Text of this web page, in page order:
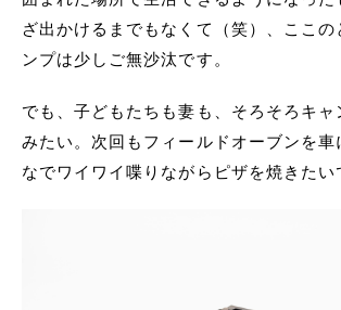
ざ出かけるまでもなくて（笑）、ここの
ンプは少しご無沙汰です。
でも、子どもたちも妻も、そろそろキャ
みたい。次回もフィールドオーブンを車
なでワイワイ喋りながらピザを焼きたい